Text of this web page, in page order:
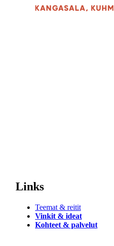
Links
Teemat & reitit
Vinkit & ideat
Kohteet & palvelut